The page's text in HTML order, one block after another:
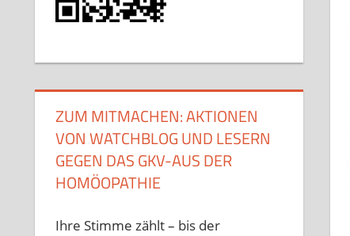
ZUM MITMACHEN: AKTIONEN
VON WATCHBLOG UND LESERN
GEGEN DAS GKV-AUS DER
HOMÖOPATHIE
Ihre Stimme zählt – bis der